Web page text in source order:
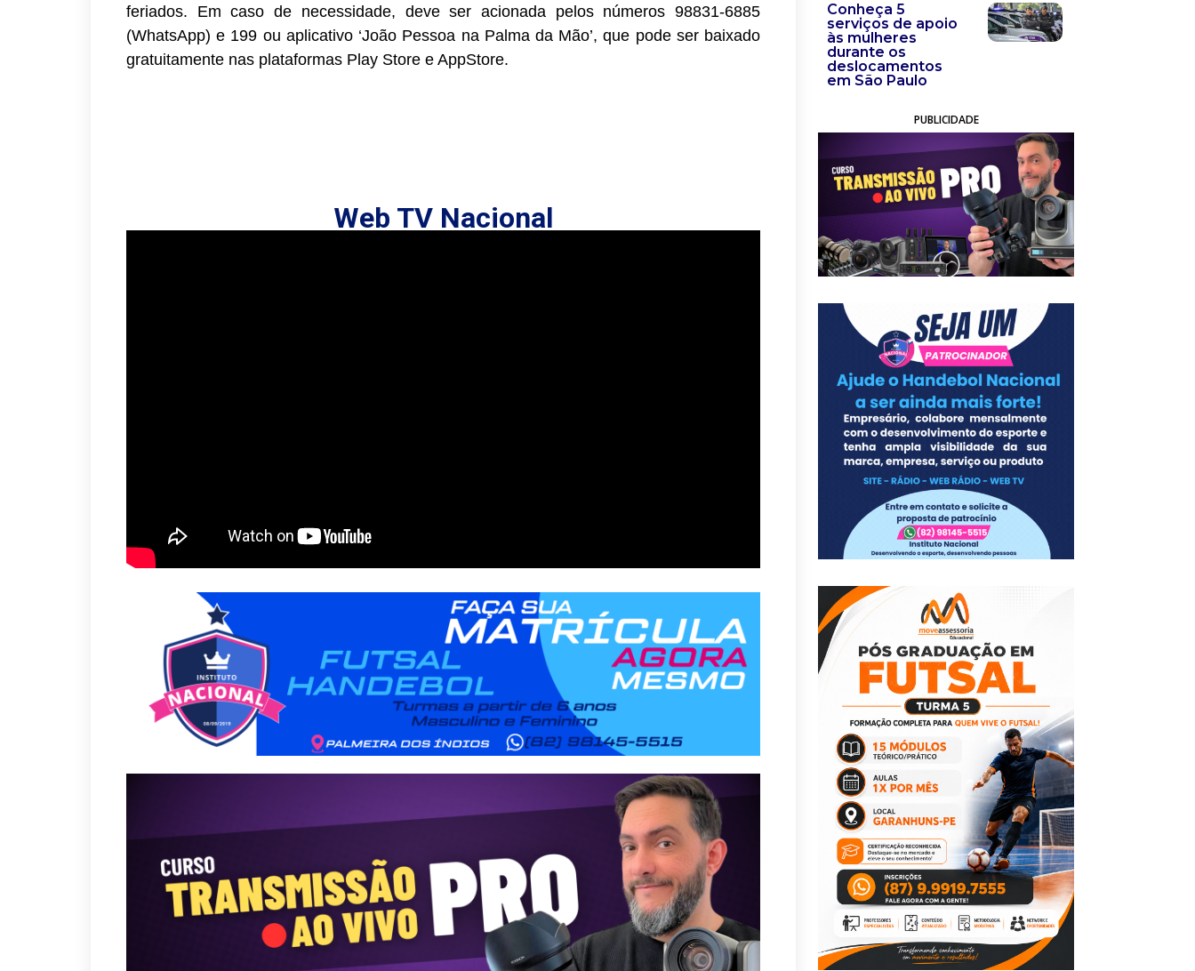
feriados. Em caso de necessidade, deve ser acionada pelos números 98831-6885
(WhatsApp) e 199 ou aplicativo ‘João Pessoa na Palma da Mão’, que pode ser baixado
gratuitamente nas plataformas Play Store e AppStore.
Web TV Nacional
Conheça 5
serviços de apoio
às mulheres
durante os
deslocamentos
em São Paulo
PUBLICIDADE